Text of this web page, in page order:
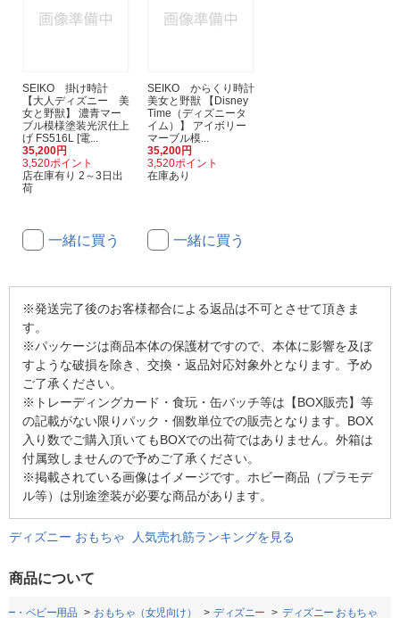
SEIKO 掛け時計
【大人ディズニー 美
女と野獣】 濃青マー
ブル模様塗装光沢仕上
げ FS516L [電...
35,200円
3,520ポイント
店在庫有り 2～3日出
荷
一緒に買う
SEIKO からくり時計
美女と野獣 【Disney
Time（ディズニータ
イム）】 アイボリー
マーブル模...
35,200円
3,520ポイント
在庫あり
一緒に買う
※発送完了後のお客様都合による返品は不可とさせて頂きま
す。
※パッケージは商品本体の保護材ですので、本体に影響を及ぼ
すような破損を除き、交換・返品対応対象外となります。予め
ご了承ください。
※トレーディングカード・食玩・缶バッチ等は【BOX販売】等
の記載がない限りパック・個数単位での販売となります。BOX
入り数でご購入頂いてもBOXでの出荷ではありません。外箱は
付属致しませんので予めご了承ください。
※掲載されている画像はイメージです。ホビー商品（プラモデ
ル等）は別途塗装が必要な商品があります。
ディズニー おもちゃ 人気売れ筋ランキングを見る
商品について
ー・ベビー用品 おもちゃ（女児向け） ディズニー ディズニー おもちゃ